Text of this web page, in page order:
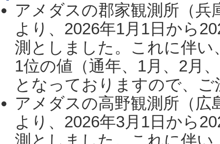
アメダスの郡家観測所（
より、2026年1月1日から
測としました。これに伴い
1位の値（通年、1月、2月
となっておりますので、
アメダスの高野観測所（
より、2026年3月1日から
測としました。これに伴い